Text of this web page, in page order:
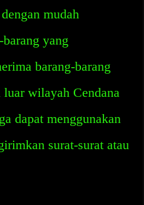
mudah
yang
barang-barang
wilayah Cendana
dapat menggunakan
surat-surat atau